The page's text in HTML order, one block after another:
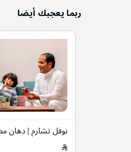
ربما يعجبك أيضا
نوفل تشارم | دهان